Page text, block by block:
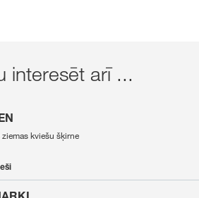
interesēt arī ...
kviešu šķirne